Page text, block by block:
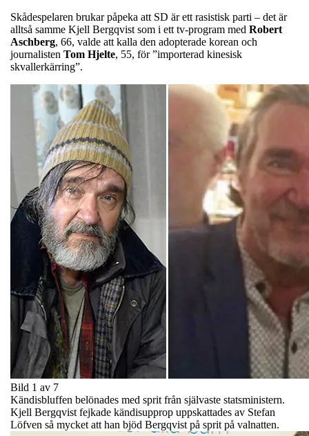
Skådespelaren brukar påpeka att SD är ett rasistisk parti – det är
alltså samme Kjell Bergqvist som i ett tv-program med Robert
Aschberg, 66, valde att kalla den adopterade korean och
journalisten Tom Hjelte, 55, för ”importerad kinesisk
skvallerkärring”.
Bild 1 av 7
Kändisbluffen belönades med sprit från självaste statsministern.
Kjell Bergqvist fejkade kändisupprop uppskattades av Stefan
Löfven så mycket att han bjöd Bergqvist på sprit på valnatten.